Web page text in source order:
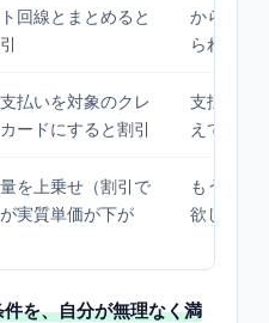
回線とまとめると
から見直
られる人
払いを対象のクレ
ードにすると割引
支払い方
えてもよ
を上乗せ（割引で
実質単価が下が
もう少し
欲しい人
を、自分が無理なく満